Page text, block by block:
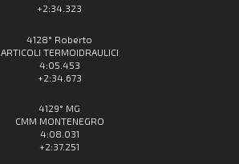
+2:34.323
4128° Roberto
ARTICOLI TERMOIDRAULICI
4:05.453
+2:34.673
4129° MG
CMM MONTENEGRO
4:08.031
+2:37.251